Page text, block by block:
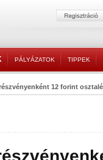
PÁLYÁZATOK TIPPEK
12 forint